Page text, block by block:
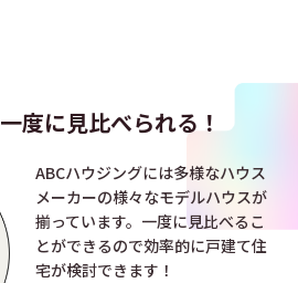
一度に見比べられる！
ABCハウジングには多様なハウス
メーカーの様々なモデルハウスが
揃っています。一度に見比べるこ
とができるので効率的に戸建て住
宅が検討できます！